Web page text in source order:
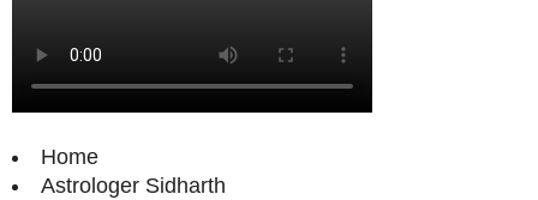
Home
Astrologer Sidharth